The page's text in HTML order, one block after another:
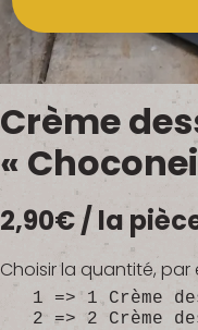
QUI
Crème
«
2,90€/ la
Choisir la quantité, par
1 => 1 Crème
2 => 2 Crème